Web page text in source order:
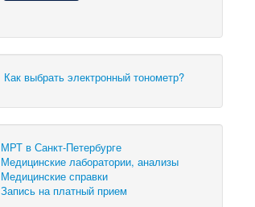
Как выбрать электронный тонометр?
МРТ в Санкт-Петербурге
Медицинские лаборатории, анализы
Медицинские справки
Запись на платный прием